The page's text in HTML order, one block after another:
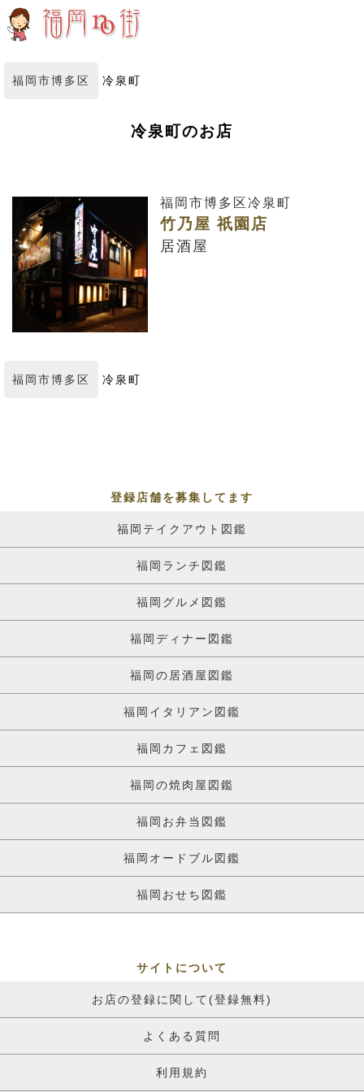
福岡市博多区 冷泉町
冷泉町のお店
福岡市博多区冷泉町
竹乃屋 祇園店
居酒屋
福岡市博多区 冷泉町
登録店舗を募集してます
福岡テイクアウト図鑑
福岡ランチ図鑑
福岡グルメ図鑑
福岡ディナー図鑑
福岡の居酒屋図鑑
福岡イタリアン図鑑
福岡カフェ図鑑
福岡の焼肉屋図鑑
福岡お弁当図鑑
福岡オードブル図鑑
福岡おせち図鑑
サイトについて
お店の登録に関して(登録無料)
よくある質問
利用規約